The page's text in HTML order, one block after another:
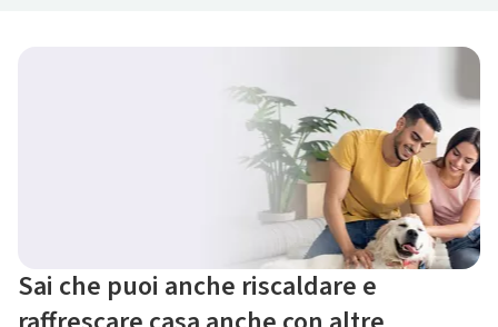
Sai che puoi anche riscaldare e